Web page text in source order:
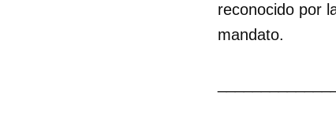
reconocido por
mandato.